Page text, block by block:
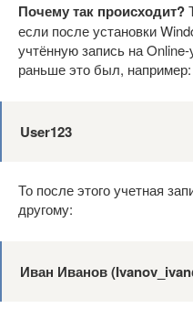
Почему так происходит?
если после установки
учтённую запись на
раньше это был, например:
User123
То после этого учетная
другому:
Иван Иванов (Ivanov_